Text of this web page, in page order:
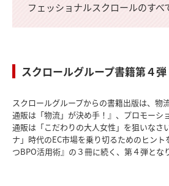
フェッショナルスクロールのすべ
スクロールグループ書籍第４弾
スクロールグループからの書籍出版は、物
通販は「物流」が決め手！』、プロモーシ
通販は「こだわりの大人女性」を狙いなさ
ナ」時代のEC市場を乗り切るためのヒン
つBPO活用術』の３冊に続く、第４弾とな